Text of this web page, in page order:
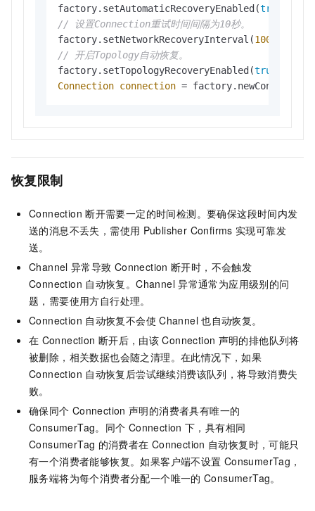
factory.setAutomaticRecoveryEnabled(true
// 设置Connection重试时间间隔为10秒。
factory.setNetworkRecoveryInterval(10000
// 开启Topology自动恢复。
factory.setTopologyRecoveryEnabled(true
Connection connection =
恢复限制
Connection 断开需要一定的时间检测。要确保这段时间内发
送的消息不丢失，需使用 Publisher Confirms 实现可靠发
送。
Channel 异常导致 Connection 断开时，不会触发
Connection 自动恢复。Channel 异常通常为应用级别的问
题，需要使用方自行处理。
Connection 自动恢复不会使 Channel 也自动恢复。
在 Connection 断开后，由该 Connection 声明的排他队列将
被删除，相关数据也会随之清理。在此情况下，如果
Connection 自动恢复后尝试继续消费该队列，将导致消费失
败。
确保同个 Connection 声明的消费者具有唯一的
ConsumerTag。同个 Connection 下，具有相同
ConsumerTag 的消费者在 Connection 自动恢复时，可能只
有一个消费者能够恢复。如果客户端不设置 ConsumerTag，
服务端将为每个消费者分配一个唯一的 ConsumerTag。